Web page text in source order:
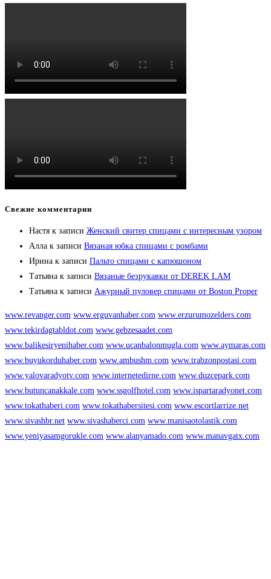
Свежие комментарии
Настя к записи Женский свитер спицами с интересным узором
Алла к записи Вязаная юбка спицами с ромбами
Ирина к записи Пальто спицами с капюшоном
Татьяна к записи Вязаные безрукавки от DEREK LAM
Татьяна к записи Ажурный пуловер спицами от Boston Proper
www.revanger.com www.erguvanhaber.com www.erzurumozelders.com
www.tekirdagtabldot.com www.gebzesaadet.com
www.balikesiryenihaber.com www.ucanbalonmugla.com www.aymaras.com
www.buyukorduhaber.com www.ambushm.com www.trabzonpostasi.com
www.yalovaradyotv.com www.internetedirne.com www.duzcepark.com
www.butuncanakkale.com www.ssgolfhotel.com www.ispartaradyonet.com
www.tokathaberi.com www.tokathabersitesi.com www.escortlarrize.net
www.sivashbr.net www.sivashaberci.com www.manisaotolastik.com
www.yeniyasamgorukle.com www.alanyamado.com www.manavgatx.com